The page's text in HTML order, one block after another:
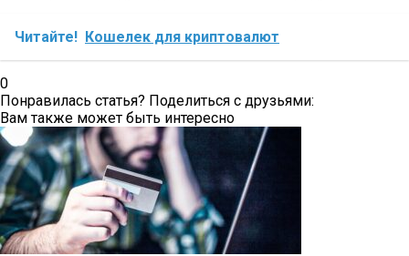
Читайте! Кошелек для криптовалют
0
Понравилась статья? Поделиться с друзьями:
Вам также может быть интересно